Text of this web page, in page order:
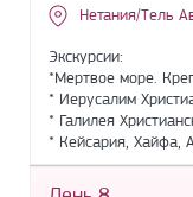
Нетания/Тель
Экскурсии:
*Мертвое море.
* Иерусалим
* Галилея
* Кейсария, Хайфа,